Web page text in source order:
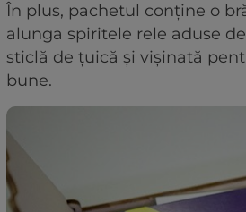
În plus, pachetul conține o
alunga spiritele rele aduse
sticlă de țuică și vișinată
bune.